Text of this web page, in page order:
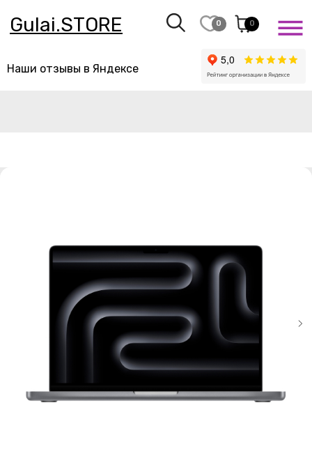
0
Gulai.STORE
Наши отзывы в Яндексе